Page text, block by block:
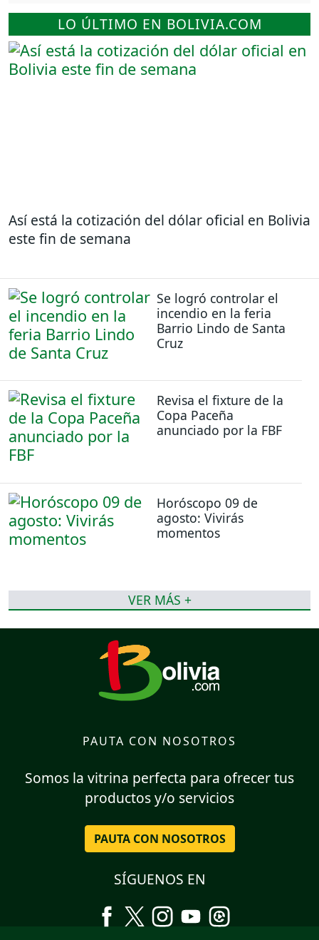
LO ÚLTIMO EN BOLIVIA.COM
Así está la cotización del dólar oficial en Bolivia
este fin de semana
Se logró controlar el
incendio en la feria
Barrio Lindo de Santa
Cruz
Revisa el fixture de la
Copa Paceña
anunciado por la FBF
Horóscopo 09 de
agosto: Vivirás
momentos
VER MÁS +
PAUTA CON NOSOTROS
Somos la vitrina perfecta para ofrecer tus
productos y/o servicios
PAUTA CON NOSOTROS
SÍGUENOS EN